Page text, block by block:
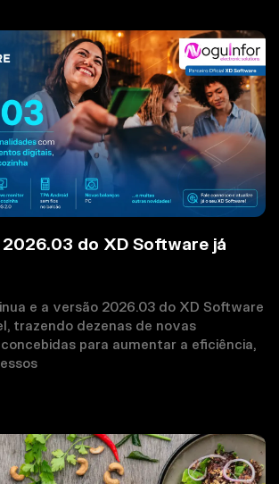
do XD Software já
e a versão 2026.03 do XD Software
trazendo dezenas de novas
para aumentar a eficiência,